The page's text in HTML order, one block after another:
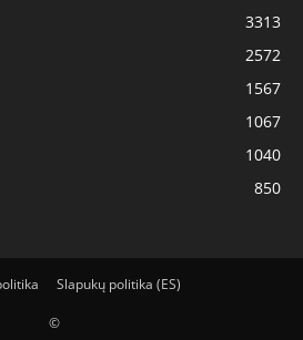
3313
2572
1567
1067
1040
850
Slapukų politika (ES)
©